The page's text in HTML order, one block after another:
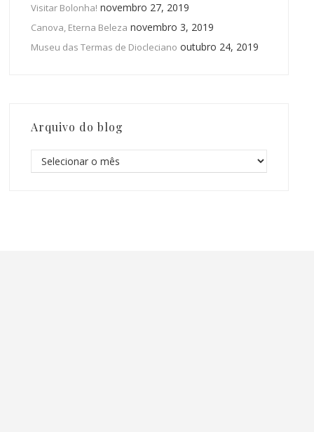
Visitar Bolonha! novembro 27, 2019
Canova, Eterna Beleza novembro 3, 2019
Museu das Termas de Diocleciano outubro 24, 2019
Arquivo do blog